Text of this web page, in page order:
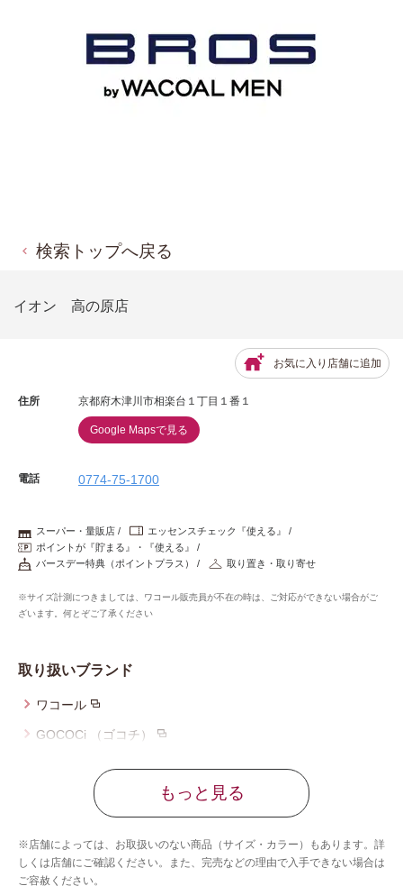
検索トップへ戻る
イオン 高の原店
お気に入り店舗に追加
住所 京都府木津川市相楽台１丁目１番１
Google Mapsで見る
電話 0774-75-1700
スーパー・量販店
エッセンスチェック『使える』
ポイントが『貯まる』・『使える』
バースデー特典（ポイントプラス）
取り置き・取り寄せ
※サイズ計測につきましては、ワコール販売員が不在の時は、ご対応ができない場合がご
ざいます。何とぞご了承ください
取り扱いブランド
ワコール
GOCOCi （ゴコチ）
ウイング／レシアージュ
ウイング／ティーン
もっと見る
※店舗によっては、お取扱いのない商品（サイズ・カラー）もあります。詳
しくは店舗にご確認ください。また、完売などの理由で入手できない場合は
ご容赦ください。